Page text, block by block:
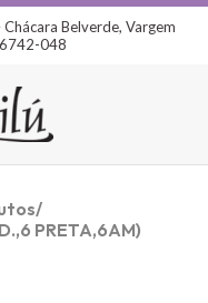
Belverde, Vargem
048
/
PRETA,6AM)